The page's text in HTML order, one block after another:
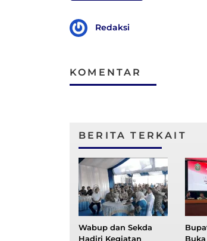
Redaksi
KOMENTAR
BERITA TERKAIT
Wabup dan Sekda
Hadiri Kegiatan
Buka